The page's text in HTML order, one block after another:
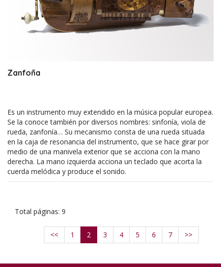
Zanfoña
Es un instrumento muy extendido en la música popular europea.
Se la conoce también por diversos nombres: sinfonía, viola de
rueda, zanfonía… Su mecanismo consta de una rueda situada
en la caja de resonancia del instrumento, que se hace girar por
medio de una manivela exterior que se acciona con la mano
derecha. La mano izquierda acciona un teclado que acorta la
cuerda melódica y produce el sonido.
Total páginas: 9
<< 1 2 3 4 5 6 7 >>